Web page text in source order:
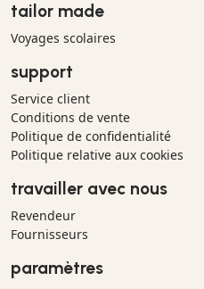
tailor made
Voyages scolaires
support
Service client
Conditions de vente
Politique de confidentialité
Politique relative aux cookies
travailler avec nous
Revendeur
Fournisseurs
paramètres